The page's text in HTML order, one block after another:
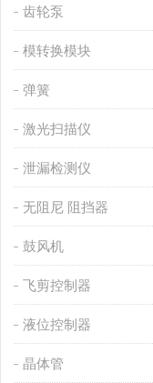
齿轮泵
模转换模块
弹簧
激光扫描仪
泄漏检测仪
无阻尼 阻挡器
鼓风机
飞剪控制器
液位控制器
晶体管